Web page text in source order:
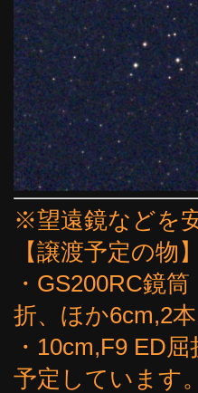
※望遠鏡などを
【譲渡予定の
・GS200RC鏡
折、ほか6cm,2
・10cm,F9 ED
予定しています。